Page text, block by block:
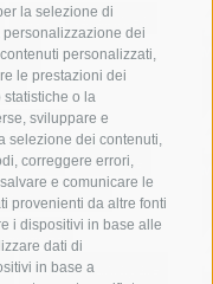
la selezione di
dei
personalizzati,
le prestazioni dei
o la
sviluppare e
selezione dei contenuti,
correggere errori,
e comunicare le
provenienti da altre fonti
i dispositivi in base alle
dati di
in base a
capri
carabinieri
elezioni
incidente
lubrense
polizia municipale